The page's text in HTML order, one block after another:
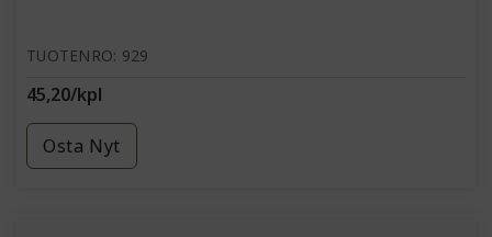
TUOTENRO: 929
45,20/kpl
Osta Nyt